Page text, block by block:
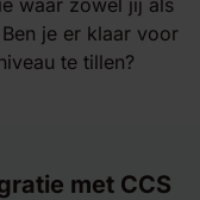
waar zowel jij als
je er klaar voor
te tillen?
met CCS